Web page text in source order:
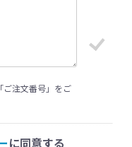
ご注文番号」をご
に同意する